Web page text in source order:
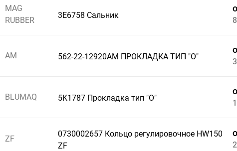
MAG
RUBBER
3E6758 Сальник
AM 562-22-12920AM ПРОКЛАДКА ТИП "О"
BLUMAQ 5K1787 Прокладка тип "О"
ZF
0730002657 Кольцо регулировочное HW150
ZF